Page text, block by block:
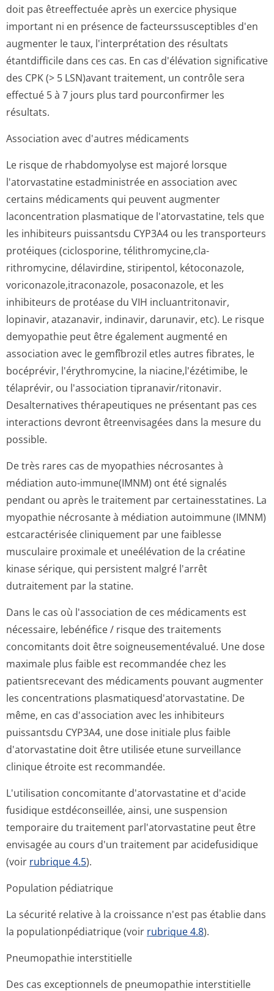
doit pas êtreeffectuée après un exercice physique
important ni en présence de facteurssuscep­tibles d'en
augmenter le taux, l'interprétation des résultats
étantdifficile dans ces cas. En cas d'élévation significative
des CPK (> 5 LSN)avant traitement, un contrôle sera
effectué 5 à 7 jours plus tard pourconfirmer les
résultats.
Association avec d'autres médicaments
Le risque de rhabdomyolyse est majoré lorsque
l'atorvastatine estadministrée en association avec
certains médicaments qui peuvent augmenter
laconcentration plasmatique de l'atorvastatine, tels que
les inhibiteurs puissantsdu CYP3A4 ou les transporteurs
protéiques (ciclosporine, télithromycine,cla­
rithromycine, délavirdine, stiripentol, kétoconazole,
voriconazole,i­traconazole, posaconazole, et les
inhibiteurs de protéase du VIH incluantritonavir,
lopinavir, atazanavir, indinavir, darunavir, etc). Le risque
demyopathie peut être également augmenté en
association avec le gemfîbrozil etles autres fibrates, le
bocéprévir, l'érythromycine, la niacine,l'ézé­timibe, le
télaprévir, ou l'association tipranavir/ri­tonavir.
Desalternatives thérapeutiques ne présentant pas ces
interactions devront êtreenvisagées dans la mesure du
possible.
De très rares cas de myopathies nécrosantes à
médiation auto-immune(IMNM) ont été signalés
pendant ou après le traitement par certainesstatines. La
myopathie nécrosante à médiation autoimmune (IMNM)
estcaractérisée cliniquement par une faiblesse
musculaire proximale et uneélévation de la créatine
kinase sérique, qui persistent malgré l'arrêt
dutraitement par la statine.
Dans le cas où l'association de ces médicaments est
nécessaire, lebénéfice / risque des traitements
concomitants doit être soigneusementé­valué. Une dose
maximale plus faible est recommandée chez les
patientsrecevant des médicaments pouvant augmenter
les concentrations plasmatiquesd'a­torvastatine. De
même, en cas d'association avec les inhibiteurs
puissantsdu CYP3A4, une dose initiale plus faible
d'atorvastatine doit être utilisée etune surveillance
clinique étroite est recommandée.
L'utilisation concomitante d'atorvastatine et d'acide
fusidique estdéconseillée, ainsi, une suspension
temporaire du traitement parl'atorvastatine peut être
envisagée au cours d'un traitement par acidefusidique
(voir rubrique 4.5).
Population pédiatrique
La sécurité relative à la croissance n'est pas établie dans
la populationpédi­atrique (voir rubrique 4.8).
Pneumopathie interstitielle
Des cas exceptionnels de pneumopathie interstitielle